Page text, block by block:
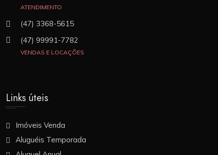
ATENDIMENTO
(47) 3368-5615
(47) 99991-7782
VENDAS E LOCAÇÕES
Links úteis
Imóveis Venda
Aluguéis Temporada